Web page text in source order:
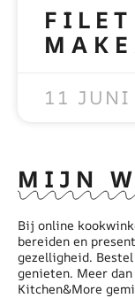
11
MIJN
Bij online
bereiden en
gezelligheid.
genieten. Meer
Kitchen&More